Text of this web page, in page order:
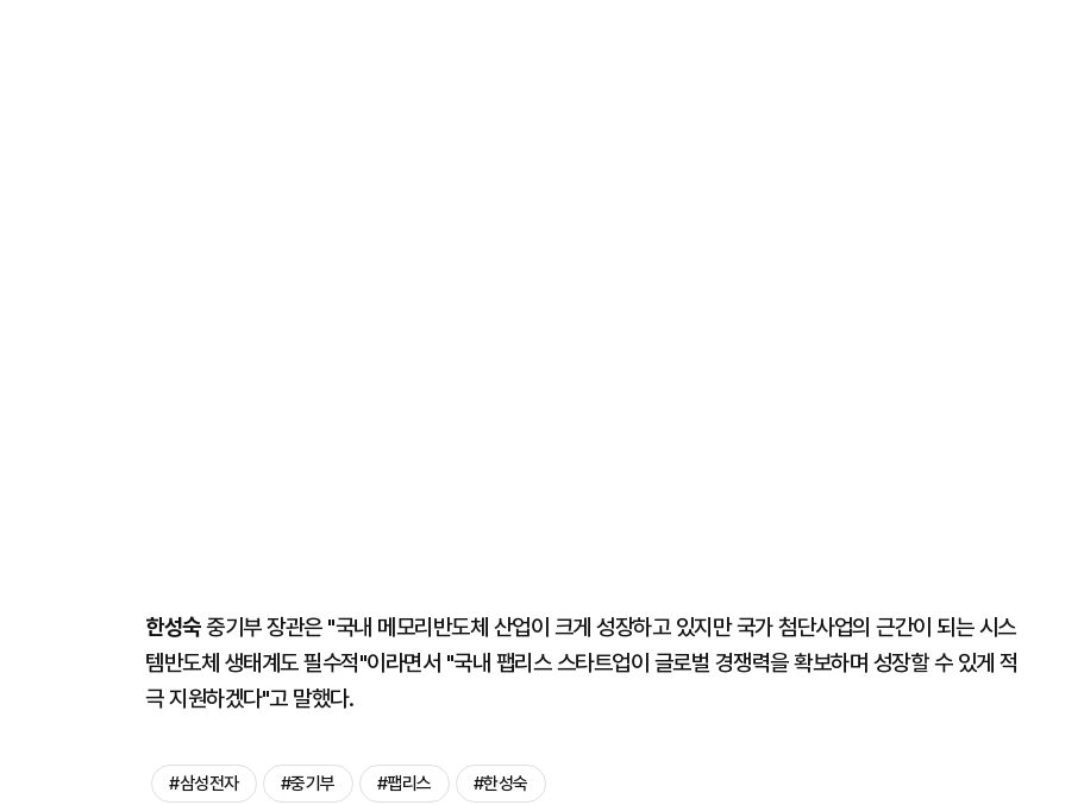
한성숙중기부 장관은 "국내 메모리반도체 산업이 크게 성장하고 있지만 국가 첨단사업의 근간이 되는 시스
템반도체 생태계도 필수적"이라면서 "국내 팹리스 스타트업이 글로벌 경쟁력을 확보하며 성장할 수 있게 적
극 지원하겠다"고 말했다.
#삼성전자 #중기부 #팹리스 #한성숙